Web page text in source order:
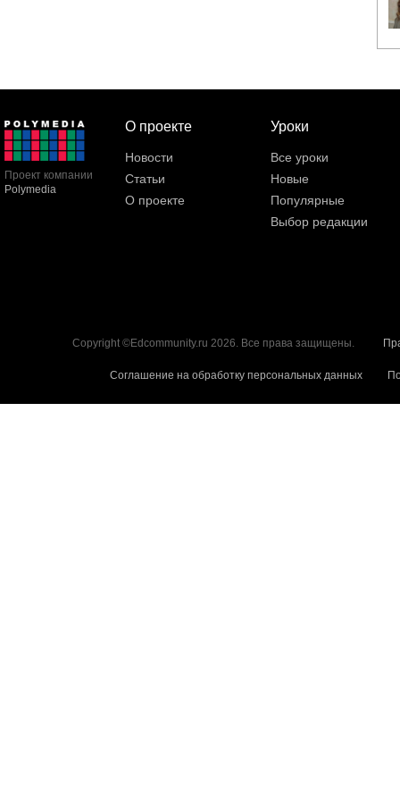
Проект компании
Polymedia
О проекте
Новости
Статьи
О проекте
Уроки
Все уроки
Новые
Популярные
Выбор редакции
Copyright ©Edcommunity.ru 2026. Все права защищены.
Соглашение на обработку персональных данных